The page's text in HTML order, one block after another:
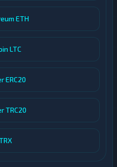
ETH
LTC
ERC20
TRC20